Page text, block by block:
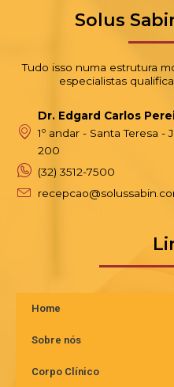
Solus
Tudo isso numa estrutura
especialistas
Dr. Edgard Carlos
1º andar - Santa Teresa
200
(32) 3512-7500
Home
Sobre nós
Corpo Clínico